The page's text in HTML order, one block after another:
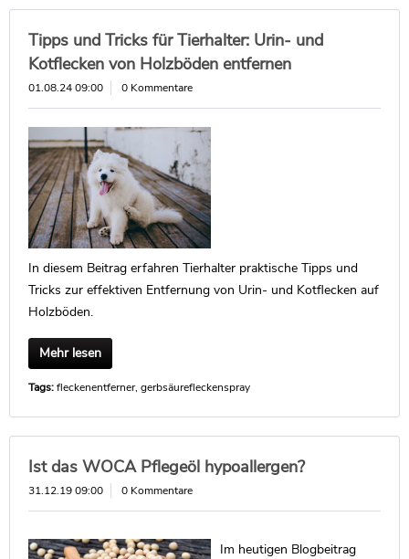
Tipps und Tricks für Tierhalter: Urin- und
Kotflecken von Holzböden entfernen
01.08.24 09:00 0 Kommentare
In diesem Beitrag erfahren Tierhalter praktische Tipps und
Tricks zur effektiven Entfernung von Urin- und Kotflecken auf
Holzböden.
Mehr lesen
Tags:fleckenentferner, gerbsäurefleckenspray
Ist das WOCA Pflegeöl hypoallergen?
31.12.19 09:00 0 Kommentare
Im heutigen Blogbeitrag